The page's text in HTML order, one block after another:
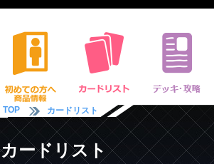
TOP カードリスト
カードリスト